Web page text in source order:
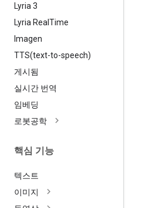
Lyria 3
Lyria Real Time
Imagen
TTS(text-to-speech)
게시됨
실시간 번역
임베딩
로봇공학
핵심 기능
텍스트
이미지